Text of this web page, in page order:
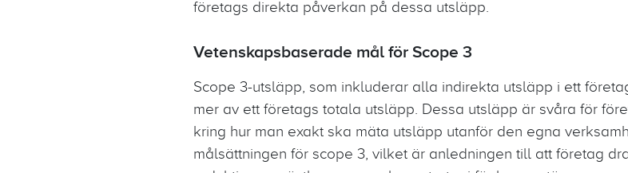
företags direkta påverkan på dessa utsläpp.
Vetenskapsbaserade mål för Scope 3
Scope 3-utsläpp, som inkluderar alla indirekta utsläpp i ett
mer av ett företags totala utsläpp. Dessa utsläpp är svåra för
kring hur man exakt ska mäta utsläpp utanför den egna
målsättningen för scope 3, vilket är anledningen till att företag